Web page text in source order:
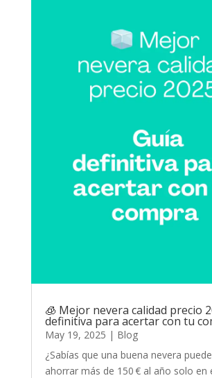
🧊 Mejor nevera calidad precio
definitiva para acertar con tu
May 19, 2025 | Blog
¿Sabías que una buena nevera
ahorrar más de 150 € al año solo en